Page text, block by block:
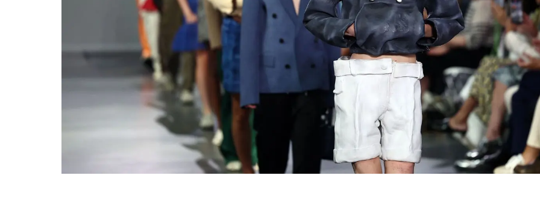
生 活
科 技
关于我们 联系我们